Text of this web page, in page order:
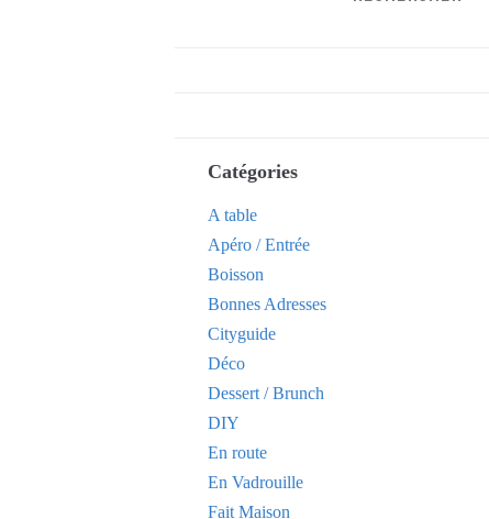
Catégories
A table
Apéro / Entrée
Boisson
Bonnes Adresses
Cityguide
Déco
Dessert / Brunch
DIY
En route
En Vadrouille
Fait Maison